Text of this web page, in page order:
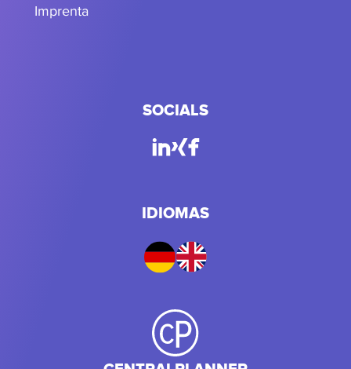
Imprenta
SOCIALS
IDIOMAS